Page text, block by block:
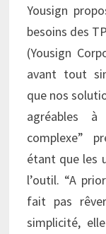
Yousign
besoins des
(Yousign
avant tout
que nos
agréables
complexe”
étant que les
l’outil. “A
fait pas
simplicité,